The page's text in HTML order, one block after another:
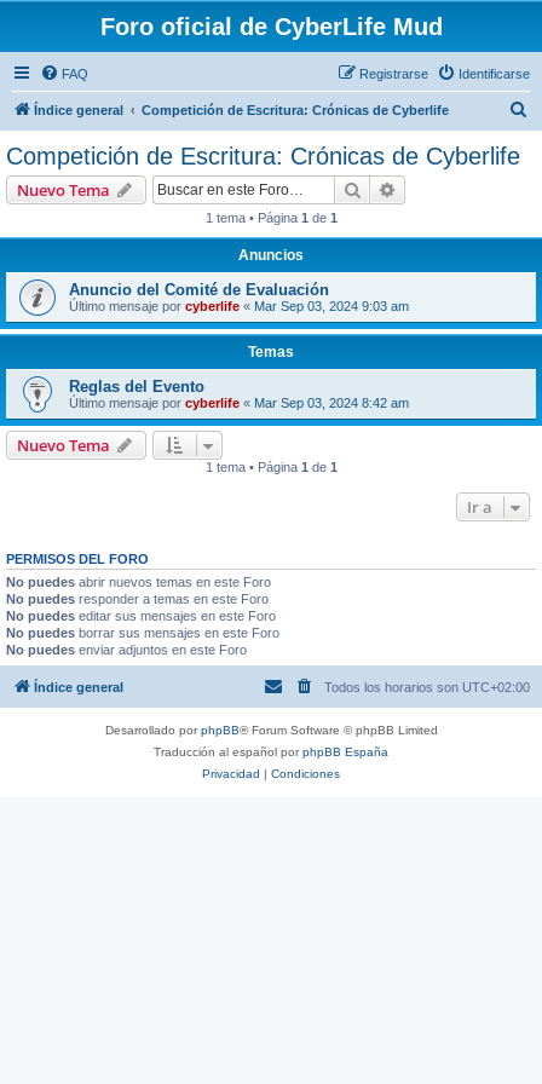
Foro oficial de CyberLife Mud
FAQ Identificarse
Registrarse
Índice general Competición de Escritura: Crónicas de Cyberlife
Competición de Escritura: Crónicas de Cyberlife
Nuevo Tema Buscar
1 tema • Página 1 de 1
Anuncios
Anuncio del Comité de Evaluación
Último mensaje por cyberlife « Mar Sep 03, 2024 9:03 am
Temas
Reglas del Evento
Último mensaje por cyberlife « Mar Sep 03, 2024 8:42 am
Nuevo Tema
1 tema • Página 1 de 1
Ir a
PERMISOS DEL FORO
No puedes abrir nuevos temas en este Foro
No puedes responder a temas en este Foro
No puedes editar sus mensajes en este Foro
No puedes borrar sus mensajes en este Foro
No puedes enviar adjuntos en este Foro
Índice general Todos los horarios son UTC+02:00
Desarrollado porphpBB® Forum Software © phpBB Limited
Traducción al español porphpBB España
Privacidad | Condiciones